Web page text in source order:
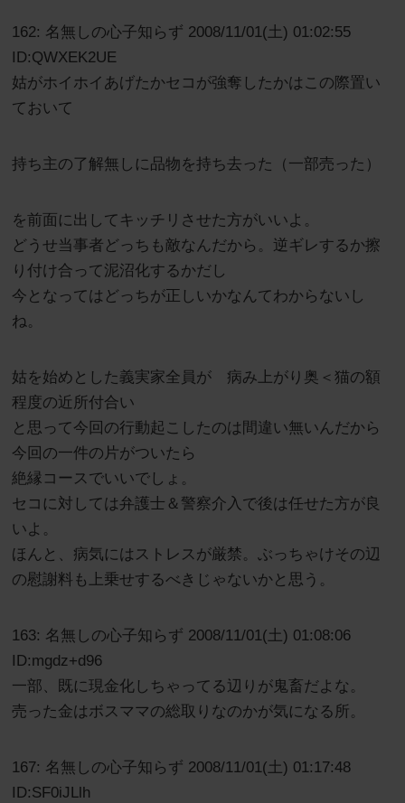
162: 名無しの心子知らず 2008/11/01(土) 01:02:55
ID:QWXEK2UE
姑がホイホイあげたかセコが強奪したかはこの際置い
ておいて
持ち主の了解無しに品物を持ち去った（一部売った）
を前面に出してキッチリさせた方がいいよ。
どうせ当事者どっちも敵なんだから。逆ギレするか擦
り付け合って泥沼化するかだし
今となってはどっちが正しいかなんてわからないし
ね。
姑を始めとした義実家全員が 病み上がり奥＜猫の額
程度の近所付合い
と思って今回の行動起こしたのは間違い無いんだから
今回の一件の片がついたら
絶縁コースでいいでしょ。
セコに対しては弁護士＆警察介入で後は任せた方が良
いよ。
ほんと、病気にはストレスが厳禁。ぶっちゃけその辺
の慰謝料も上乗せするべきじゃないかと思う。
163: 名無しの心子知らず 2008/11/01(土) 01:08:06
ID:mgdz+d96
一部、既に現金化しちゃってる辺りが鬼畜だよな。
売った金はボスママの総取りなのかが気になる所。
167: 名無しの心子知らず 2008/11/01(土) 01:17:48
ID:SF0iJLlh